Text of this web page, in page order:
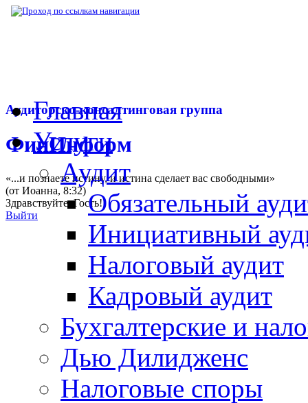
Аудиторско-консалтинговая группа
ФинИнформ
«...и познаете истину, и истина сделает вас свободными»
(от Иоанна, 8:32)
Здравствуйте,Гость!
Выйти
Главная
Услуги
Аудит
Обязательный
Инициативный
Налоговый аудит
Кадровый аудит
Бухгалтерские и
Дью Дилидженс
Налоговые споры